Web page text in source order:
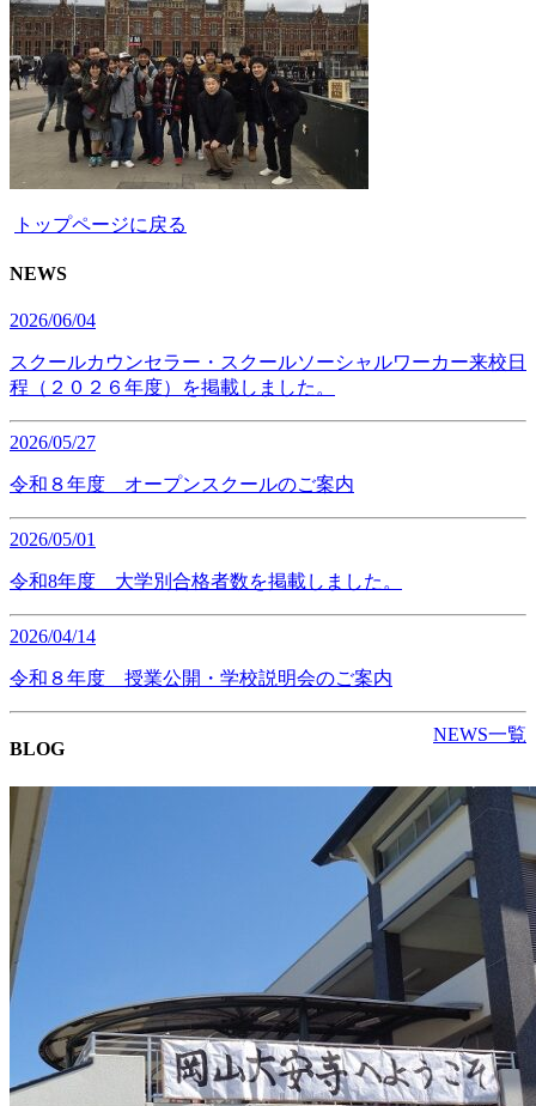
トップページに戻る
NEWS
2026/06/04
スクールカウンセラー・スクールソーシャルワーカー来校日
程（２０２６年度）を掲載しました。
2026/05/27
令和８年度 オープンスクールのご案内
2026/05/01
令和8年度 大学別合格者数を掲載しました。
2026/04/14
令和８年度 授業公開・学校説明会のご案内
NEWS一覧
BLOG